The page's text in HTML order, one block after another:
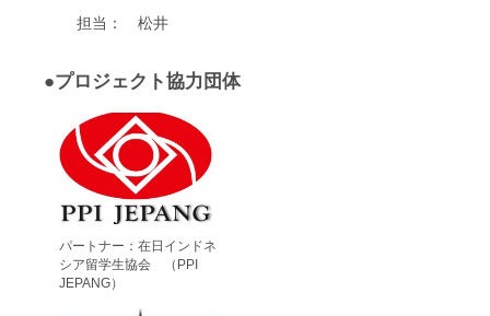
担当： 松井
●プロジェクト協力団体
パートナー：在日インドネ
シア留学生協会 （PPI
JEPANG）